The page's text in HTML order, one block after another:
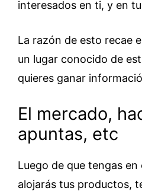
interesados en ti, y en
La razón de esto recae
un lugar conocido de
quieres ganar
El mercado,
apuntas, etc
Luego de que tengas
alojarás tus productos,